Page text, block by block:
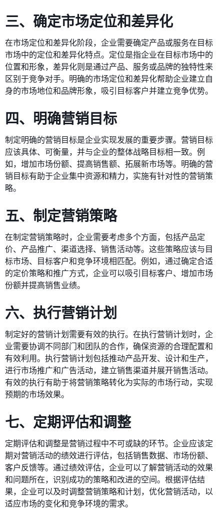
三、确定市场定位和差异化
在市场定位和差异化阶段，企业需要确定产品或服务在目标
市场中的定位和差异化特点。定位是指企业在目标市场中的
位置和形象，差异化则是通过产品、服务或品牌的独特性来
区别于竞争对手。明确的市场定位和差异化帮助企业建立自
身的市场地位和品牌形象，吸引目标客户并建立竞争优势。
四、明确营销目标
制定明确的营销目标是企业实现发展的重要步骤。营销目标
应该具体、可衡量，并与企业的整体战略目标相一致。例
如，增加市场份额、提高销售额、拓展新市场等。明确的营
销目标有助于企业集中资源和精力，实施有针对性的营销策
略。
五、制定营销策略
在制定营销策略时，企业需要考虑多个方面，包括产品定
价、产品推广、渠道选择、销售活动等。这些策略应该与目
标市场、目标客户和竞争环境相匹配。例如，通过确定合适
的定价策略和推广方式，企业可以吸引目标客户、增加市场
份额并提高销售业绩。
六、执行营销计划
制定好的营销计划需要有效的执行。在执行营销计划时，企
业需要协调不同部门和团队的合作，确保资源的合理配置和
有效利用。执行营销计划包括推动产品开发、设计和生产，
进行市场推广和广告活动，建立销售渠道并展开销售活动。
有效的执行有助于将营销策略转化为实际的市场行动，实现
预期的市场效果。
七、定期评估和调整
定期评估和调整是营销过程中不可或缺的环节。企业应该定
期对营销活动的绩效进行评估，包括销售数据、市场份额、
客户反馈等。通过绩效评估，企业可以了解营销活动的效果
和问题所在，识别成功的策略和改进的空间。根据评估结
果，企业可以及时调整营销策略和计划，优化营销活动，以
适应市场的变化和竞争环境的需求。